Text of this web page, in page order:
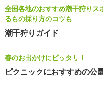
全国各地のおすすめ潮干狩りス
るもの採り方のコツも
潮干狩りガイド
春のお出かけにピッタリ！
ピクニックにおすすめの公